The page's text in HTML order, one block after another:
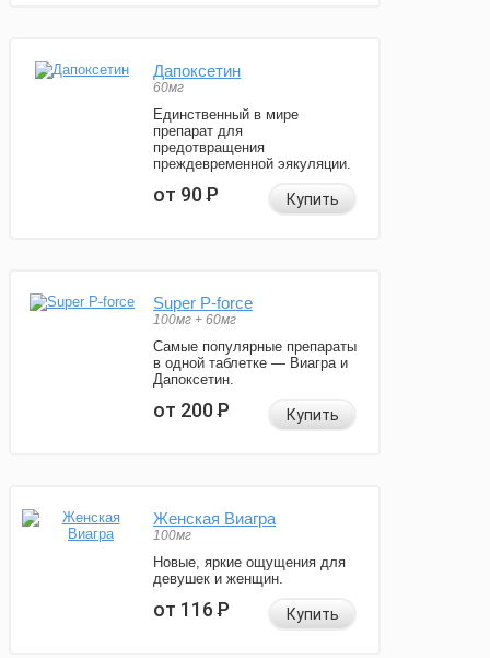
Дапоксетин
60мг
Единственный в мире
препарат для
предотвращения
преждевременной эякуляции.
от 90Р Купить
Super P-force
100мг + 60мг
Самые популярные препараты
в одной таблетке — Виагра и
Дапоксетин.
от 200Р Купить
Женская Виагра
100мг
Новые, яркие ощущения для
девушек и женщин.
от 116Р Купить